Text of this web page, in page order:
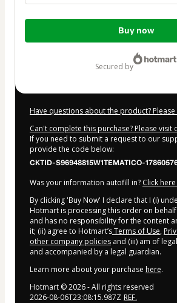
Total
Buy now
secured by
Have questions about the product?
Can't complete this purchase? Please visit
If you need to submit a request to our
provide the code below:
CKTID-S96948815W1TEMATICO-
Was your information autofill in? Click
By clicking 'Buy Now' I declare that I (i)
Hotmart is processing this order on
and has no responsibility for the content
it; (ii) agree to Hotmart’sTerms of Use,
other company policies and (iii) am of
and accompanied by a legal guardian.
Learn more about your purchase here.
Hotmart ©2026- All rights reserved
2026-08-06T23:08:15.987Z REF.